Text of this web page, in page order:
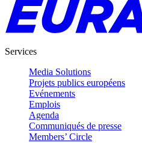
Services
Media Solutions
Projets publics européens
Evénements
Emplois
Agenda
Communiqués de presse
Members’ Circle